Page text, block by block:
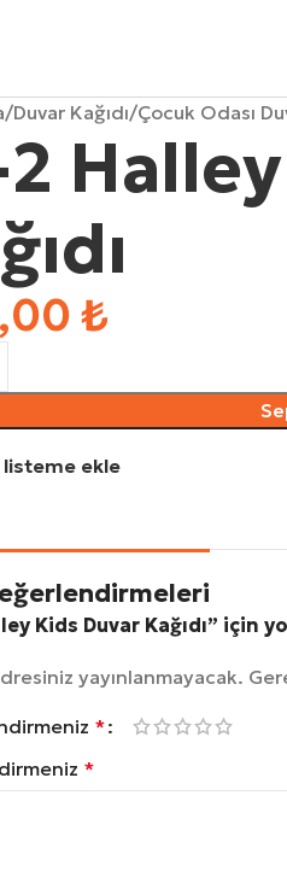
Duvar Kağıdı Çocuk Odası
2
₺
listeme ekle
Kids Duvar Kağıdı” için
yayınlanmayacak.
*
*